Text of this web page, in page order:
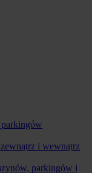
i wewnątrz
parkingów i